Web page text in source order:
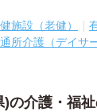
施設（老健）
通所介護（デイサ
の介護・福